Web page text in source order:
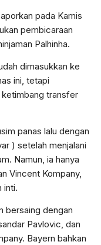
pada Kamis
pembicaraan
Palhinha.
dimasukkan ke
ini, tetapi
ketimbang transfer
panas lalu dengan
) setelah menjalani
Namun, ia hanya
Vincent Kompany,
inti.
bersaing dengan
Pavlovic, dan
Bayern bahkan